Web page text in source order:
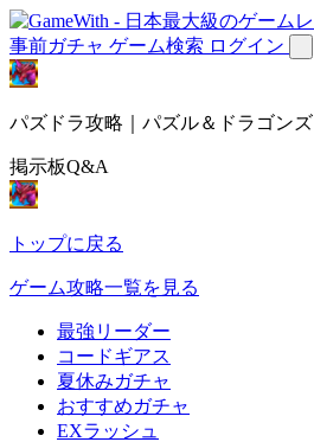
事前ガチャ ゲーム検索 ログイン
パズドラ攻略｜パズル＆ドラゴンズ
掲示板Q&A
トップに戻る
ゲーム攻略一覧を見る
最強リーダー
コードギアス
夏休みガチャ
おすすめガチャ
EXラッシュ